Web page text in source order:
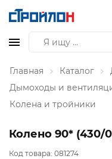
Главная Каталог
Дымоходы и
Колена и тройники
Колено 90* (430/
Код товара: 081274